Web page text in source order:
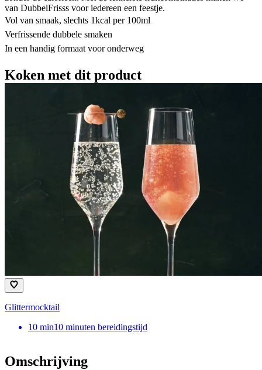
van DubbelFrisss voor iedereen een feestje.
Vol van smaak, slechts 1kcal per 100ml
Verfrissende dubbele smaken
In een handig formaat voor onderweg
Koken met dit product
Glittermocktail
10 min10 minuten bereidingstijd
Omschrijving